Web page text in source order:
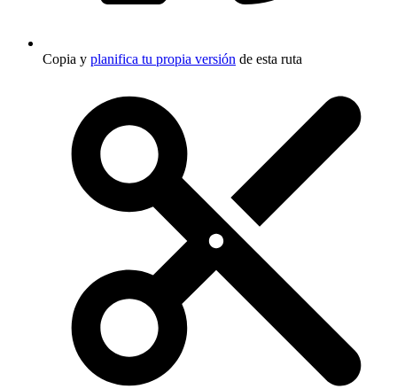
Copia y planifica tu propia versión de esta ruta